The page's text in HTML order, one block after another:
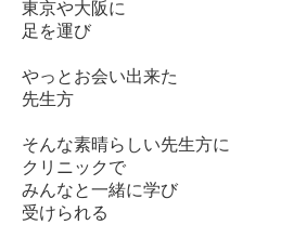
東京や大阪に
足を運び
やっとお会い出来た
先生方
そんな素晴らしい先生方に
クリニックで
みんなと一緒に学び
受けられる